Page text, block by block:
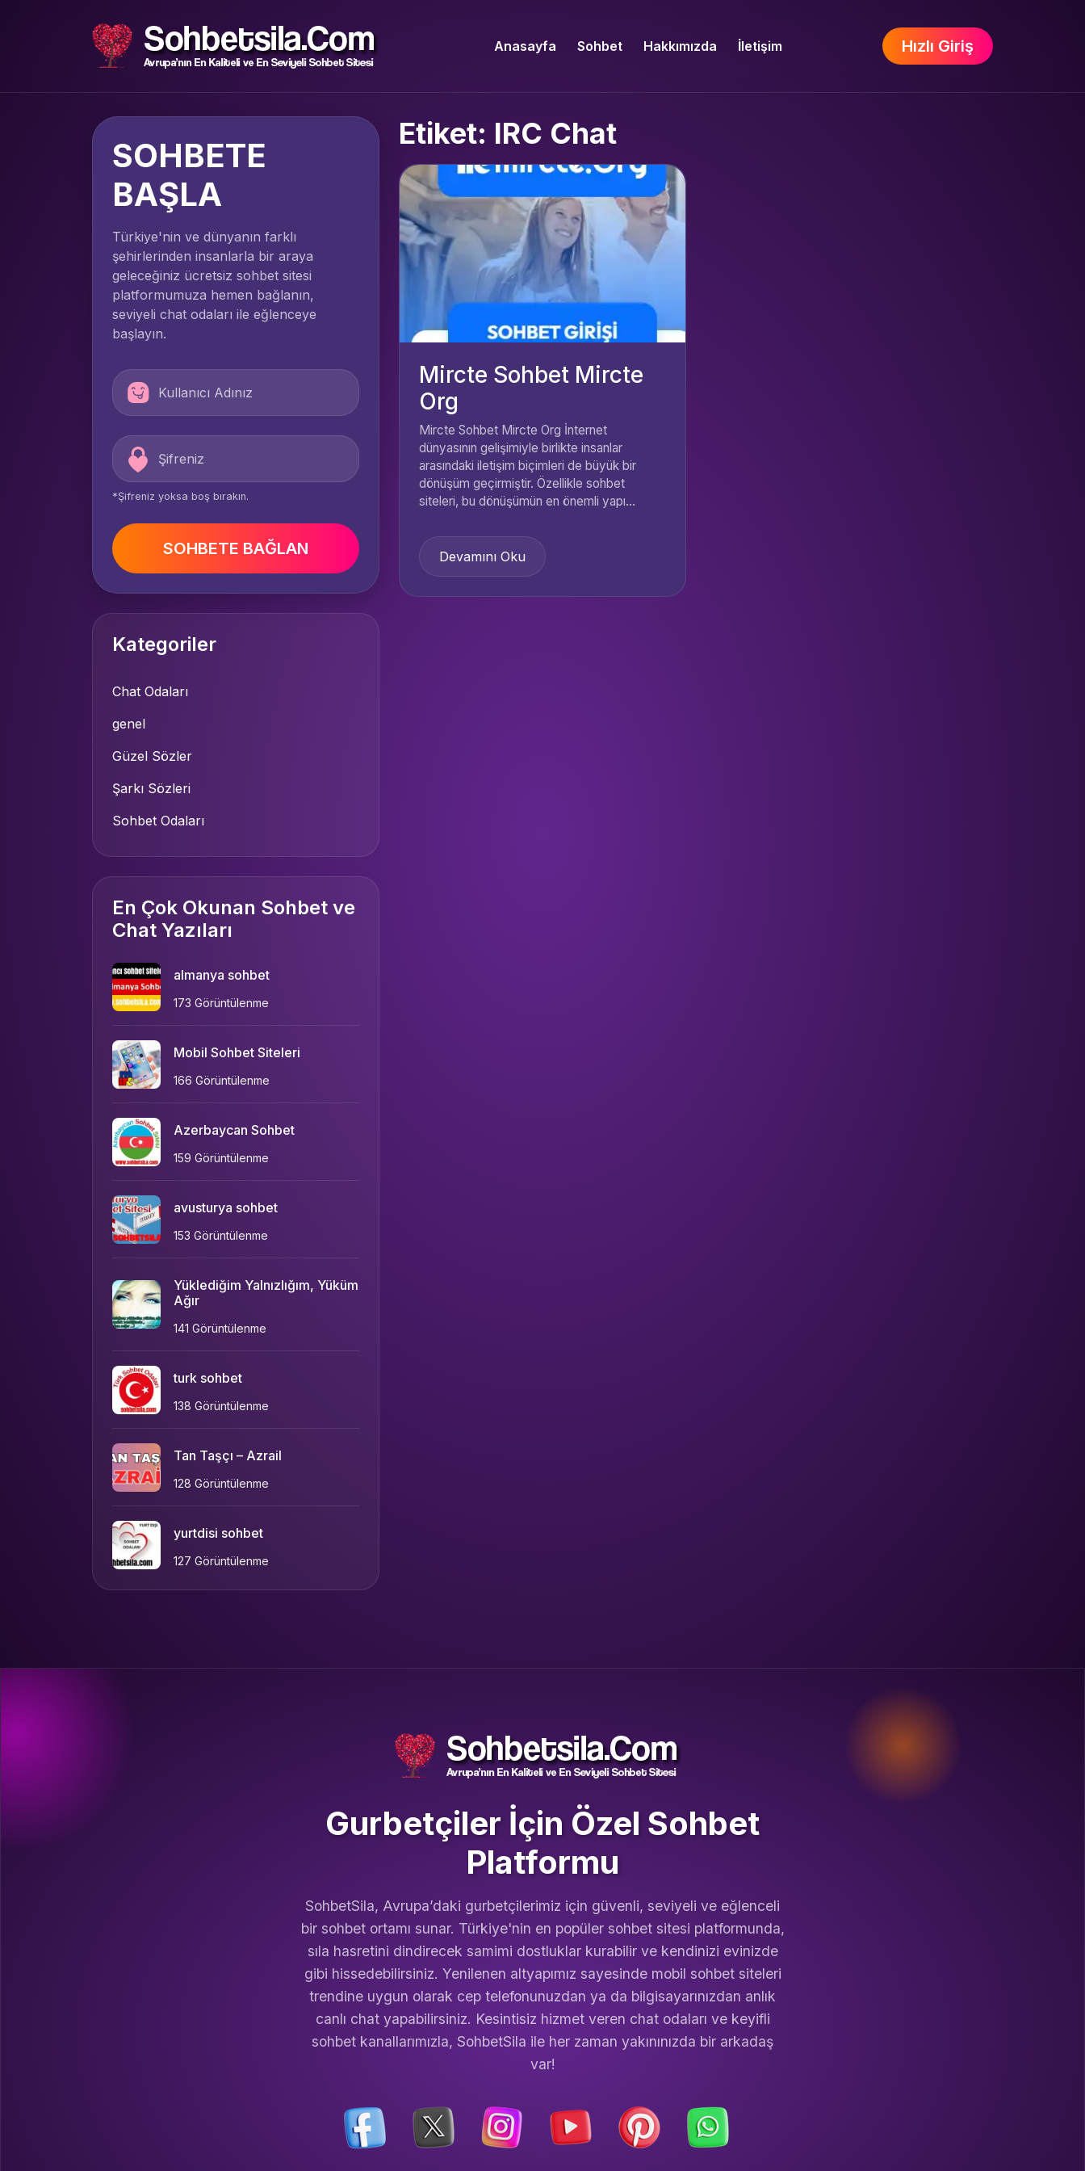
Anasayfa Sohbet Hakkımızda İletişim Hızlı Giriş
SOHBETE
BAŞLA
Türkiye'nin ve dünyanın farklı
şehirlerinden insanlarla bir araya
geleceğiniz ücretsiz sohbet sitesi
platformumuza hemen bağlanın,
seviyeli chat odaları ile eğlenceye
başlayın.
*Şifreniz yoksa boş bırakın.
SOHBETE BAĞLAN
Kategoriler
Chat Odaları
genel
Güzel Sözler
Şarkı Sözleri
Sohbet Odaları
En Çok Okunan Sohbet ve
Chat Yazıları
almanya sohbet
173 Görüntülenme
Mobil Sohbet Siteleri
166 Görüntülenme
Azerbaycan Sohbet
159 Görüntülenme
avusturya sohbet
153 Görüntülenme
Yüklediğim Yalnızlığım, Yüküm
Ağır
141 Görüntülenme
turk sohbet
138 Görüntülenme
Tan Taşçı – Azrail
128 Görüntülenme
yurtdisi sohbet
127 Görüntülenme
Etiket: IRC Chat
Mircte Sohbet Mircte
Org
Mircte Sohbet Mircte Org İnternet
dünyasının gelişimiyle birlikte insanlar
arasındaki iletişim biçimleri de büyük bir
dönüşüm geçirmiştir. Özellikle sohbet
siteleri, bu dönüşümün en önemli yapı...
Devamını Oku
Gurbetçiler İçin Özel Sohbet
Platformu
SohbetSila, Avrupa’daki gurbetçilerimiz için güvenli, seviyeli ve eğlenceli
bir sohbet ortamı sunar. Türkiye'nin en popüler sohbet sitesi platformunda,
sıla hasretini dindirecek samimi dostluklar kurabilir ve kendinizi evinizde
gibi hissedebilirsiniz. Yenilenen altyapımız sayesinde mobil sohbet siteleri
trendine uygun olarak cep telefonunuzdan ya da bilgisayarınızdan anlık
canlı chat yapabilirsiniz. Kesintisiz hizmet veren chat odaları ve keyifli
sohbet kanallarımızla, SohbetSila ile her zaman yakınınızda bir arkadaş
var!